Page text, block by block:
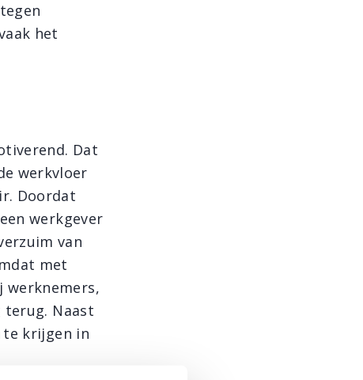
het
Dat
werkvloer
Doordat
werkgever
van
met
werknemers,
terug. Naast
te krijgen in